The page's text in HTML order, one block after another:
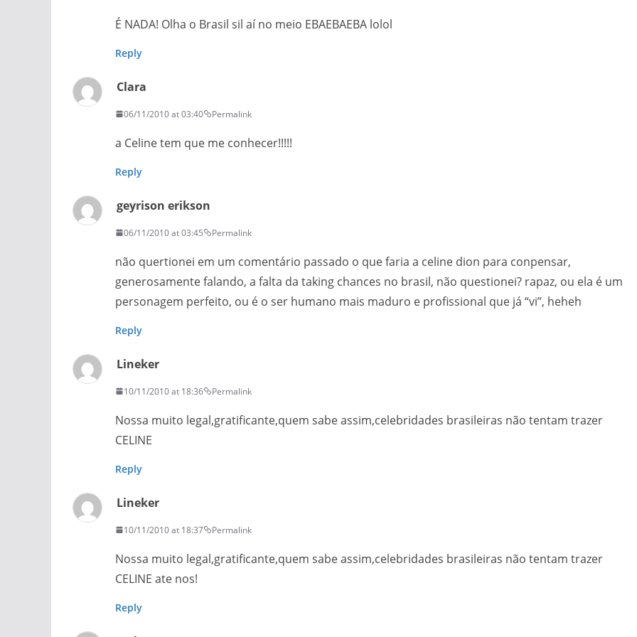
É NADA! Olha o Brasil sil aí no meio EBAEBAEBA lolol
Reply
Clara
06/11/2010 at 03:40 Permalink
a Celine tem que me conhecer!!!!!
Reply
geyrison erikson
06/11/2010 at 03:45 Permalink
não quertionei em um comentário passado o que faria a celine dion para conpensar,
generosamente falando, a falta da taking chances no brasil, não questionei? rapaz, ou ela é um
personagem perfeito, ou é o ser humano mais maduro e profissional que já “vi”, heheh
Reply
Lineker
10/11/2010 at 18:36 Permalink
Nossa muito legal,gratificante,quem sabe assim,celebridades brasileiras não tentam trazer
CELINE
Reply
Lineker
10/11/2010 at 18:37 Permalink
Nossa muito legal,gratificante,quem sabe assim,celebridades brasileiras não tentam trazer
CELINE ate nos!
Reply